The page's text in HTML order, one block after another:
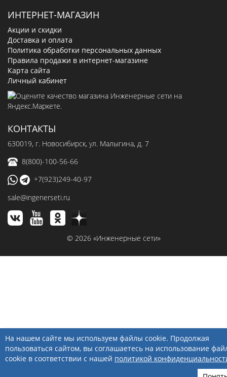
ИНТЕРНЕТ-МАГАЗИН
Акции и скидки
Доставка и оплата
Политика обработки персональных данных
Правила продажи в интернет-магазине
Карта сайта
Личный кабинет
КОНТАКТЫ
630019, г. Новосибирск, ул. Малыгина, д. 7
8(800)-100-56-66
+7(923)249-40-97
sale@ingenerseti.ru
© 2026 «Инженерные сети»
На нашем сайте мы используем файлы cookie. Продолжая
пользоваться сайтом, вы соглашаетесь на использование
cookie в соответствии с нашей политикой